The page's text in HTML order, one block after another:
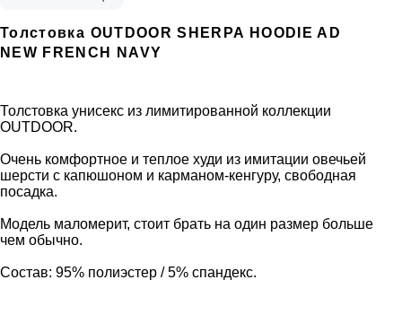
Толстовка OUTDOOR SHERPA HOODIE AD
NEW FRENCH NAVY
Толстовка унисекс из лимитированной коллекции
OUTDOOR.
Очень комфортное и теплое худи из имитации овечьей
шерсти с капюшоном и карманом-кенгуру, свободная
посадка.
Модель маломерит, стоит брать на один размер больше
чем обычно.
Состав: 95% полиэстер / 5% спандекс.